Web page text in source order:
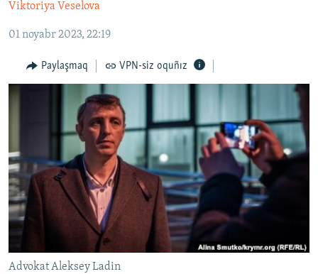
İNSAN AQLARI
VİDEO
SÜRET
BLOGLAR
Русский
Українською
QOŞULIÑIZ!
Viktoriya Veselova
01 noyabr 2023, 22:19
Paylaşmaq VPN-siz oquñız
Advokat Aleksey Ladin